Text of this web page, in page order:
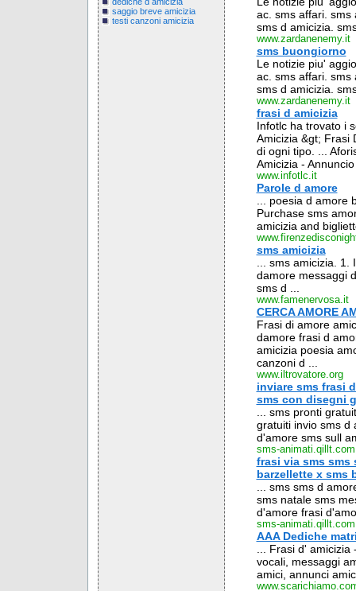
saggio breve amicizia
testi canzoni amicizia
ac. sms affari. sms
sms d amicizia.
www.zardanenemy.it
sms buongiorno
Le notizie piu'
ac. sms affari. sms
sms d amicizia.
www.zardanenemy.it
frasi d amicizia
Infotlc ha trovato i
Amicizia &gt; Frasi
di ogni tipo. ...
Amicizia -
www.infotlc.it
Parole d amore
... poesia d
Purchase sms
amicizia and
sms amicizia
... sms amicizia.
damore messaggi
sms d ...
www.famenervosa.it
CERCA AMORE
Frasi di amore
damore frasi d
amicizia poesia
canzoni d ...
www.iltrovatore.org
inviare sms frasi
sms con disegni
... sms pronti
gratuiti invio sms d
d'amore sms sull
sms-animati.qillt.com
frasi via sms
barzellette x sms
... sms sms d
sms natale sms
d'amore frasi
sms-animati.qillt.com
AAA Dediche
... Frasi d'
vocali, messaggi
amici, annunci